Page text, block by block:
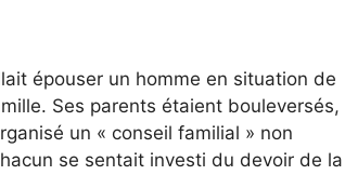
épouser un homme en situation de
Ses parents étaient bouleversés,
un « conseil familial » non
se sentait investi du devoir de la